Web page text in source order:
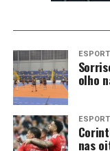
olho
nas